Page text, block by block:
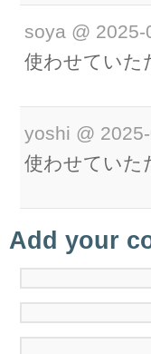
soya @ 2025-
使わせていた
yoshi @
使わせていた
Add your